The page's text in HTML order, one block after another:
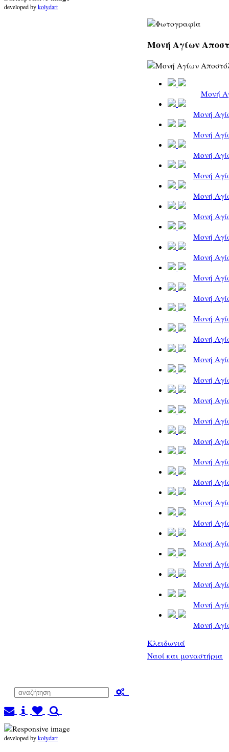
developed bykolydart
Μονή Αγίων
Μονή
Μονή
Μονή
Μονή
Μονή
Μονή
Μονή
Μονή
Μονή
Μονή
Μονή
Μονή
Μονή
Μονή
Μονή
Μονή
Μονή
Μονή
Μονή
Μονή
Μονή
Μονή
Μονή
Μονή
Μονή
Μονή
Μονή
Κλειδωνιά
Ναοί και μοναστήρια
developed bykolydart